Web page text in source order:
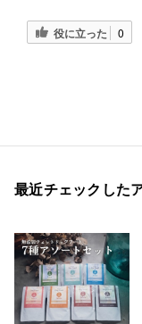
役に立った 0
最近チェックした